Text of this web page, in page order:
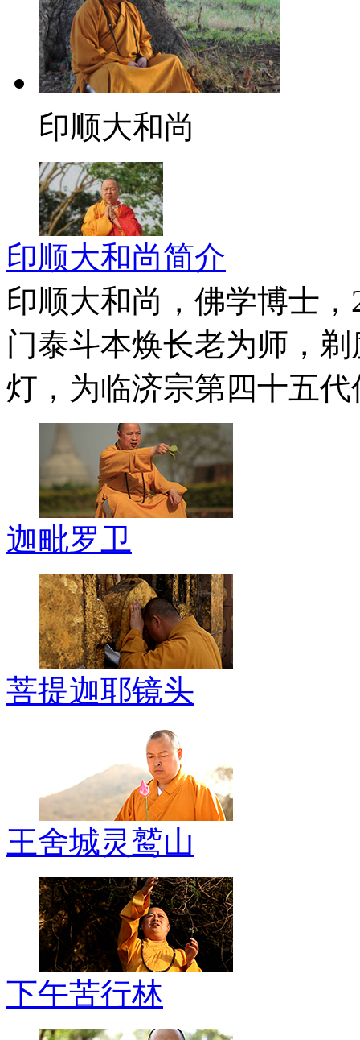
印顺大和尚
印顺大和尚简介
印顺大和尚，佛学博士
门泰斗本焕长老为师，
灯，为临济宗第四十五代
迦毗罗卫
菩提迦耶镜头
王舍城灵鹫山
下午苦行林